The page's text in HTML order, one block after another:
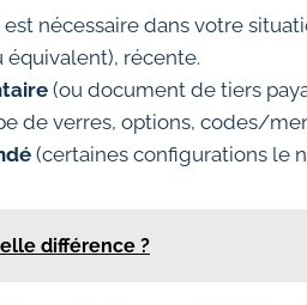
est nécessaire dans votre
équivalent), récente.
(ou document de tiers
de verres, options, codes/
(certaines configurations le
différence ?